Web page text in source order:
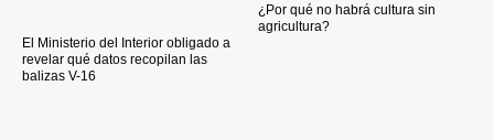
El Ministerio del Interior obligado a
revelar qué datos recopilan las
balizas V-16
¿Por qué no habrá cultura sin
agricultura?